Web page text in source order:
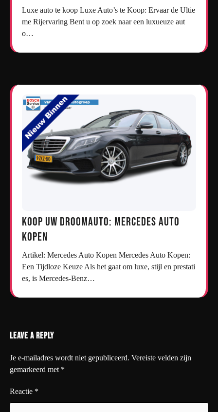
Luxe auto te koop Luxe Auto’s te Koop: Ervaar de Ultie
me Rijervaring Bent u op zoek naar een luxueuze aut
o…
Koop uw droomauto: Mercedes auto
kopen
Artikel: Mercedes Auto Kopen Mercedes Auto Kopen:
Een Tijdloze Keuze Als het gaat om luxe, stijl en prestati
es, is Mercedes-Benz…
Leave a Reply
Je e-mailadres wordt niet gepubliceerd. Vereiste velden zijn
gemarkeerd met *
Reactie *